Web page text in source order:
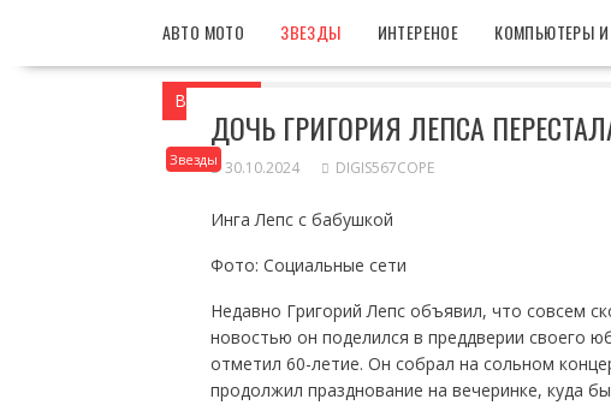
АВТО МОТО ЗВЕЗДЫ ИНТЕРЕНОЕ КОМПЬЮТЕРЫ
Вы здесь
Звезды
ДОЧЬ ГРИГОРИЯ ЛЕПСА
30.10.2024 DIGIS567COPE
Инга Лепс с бабушкой
Фото: Социальные сети
Недавно Григорий Лепс объявил, что совсем
новостью он поделился в преддверии своего
отметил 60-летие. Он собрал на сольном
продолжил празднование на вечеринке, куда